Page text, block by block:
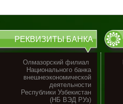
РЕКВИЗИТЫ БАНКА
Олмазорский филиал
Национального банка
внешнеэкономической
деятельности
Республики Узбекистан
(НБ ВЭД РУз)